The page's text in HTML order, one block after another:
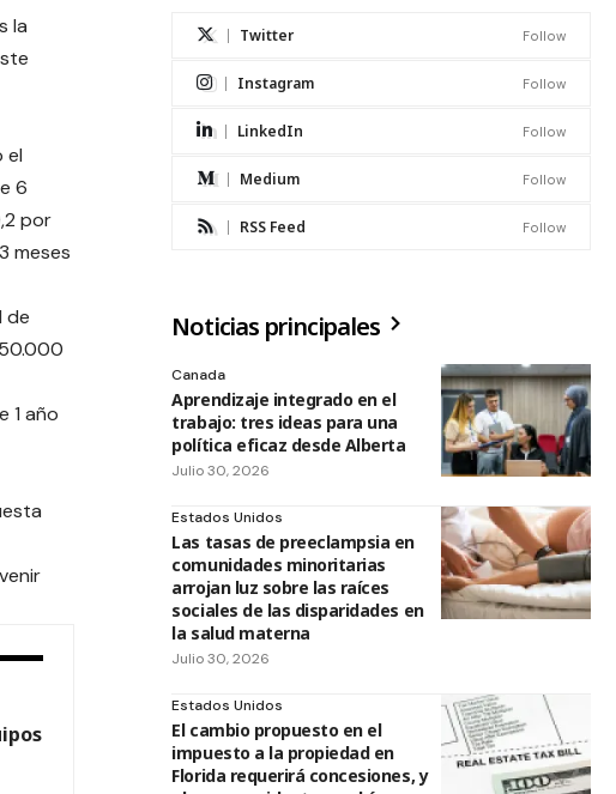
la
el
6
por
meses
de
1 año
Twitter Follow
Instagram Follow
LinkedIn Follow
Medium Follow
RSS Feed Follow
Noticias principales
Canada
Aprendizaje integrado en el
trabajo: tres ideas para una
política eficaz desde Alberta
Julio 30, 2026
Estados Unidos
Las tasas de preeclampsia en
comunidades minoritarias
arrojan luz sobre las raíces
sociales de las disparidades en
la salud materna
Julio 30, 2026
Estados Unidos
El cambio propuesto en el
impuesto a la propiedad en
Florida requerirá concesiones, y